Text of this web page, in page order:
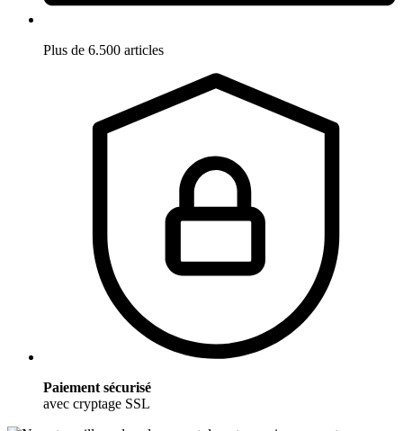
Plus de 6.500 articles
Paiement sécurisé
avec cryptage SSL